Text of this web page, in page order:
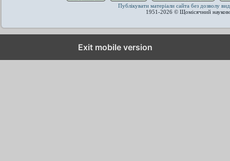
Публікувати матеріали сайта без дозволу
1951-2026 © Щомісячний
Exit mobile version